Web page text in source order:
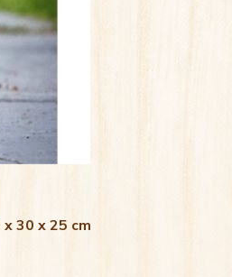
30 x 25 cm